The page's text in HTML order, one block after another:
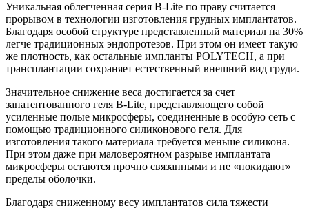
Уникальная облегченная серия B-Lite по праву считается
прорывом в технологии изготовления грудных имплантатов.
Благодаря особой структуре представленный материал на 30%
легче традиционных эндопротезов. При этом он имеет такую
же плотность, как остальные импланты POLYTECH, а при
трансплантации сохраняет естественный внешний вид груди.
Значительное снижение веса достигается за счет
запатентованного геля B-Lite, представляющего собой
усиленные полые микросферы, соединенные в особую сеть с
помощью традиционного силиконового геля. Для
изготовления такого материала требуется меньше силикона.
При этом даже при маловероятном разрыве имплантата
микросферы остаются прочно связанными и не «покидают»
пределы оболочки.
Благодаря сниженному весу имплантатов сила тяжести